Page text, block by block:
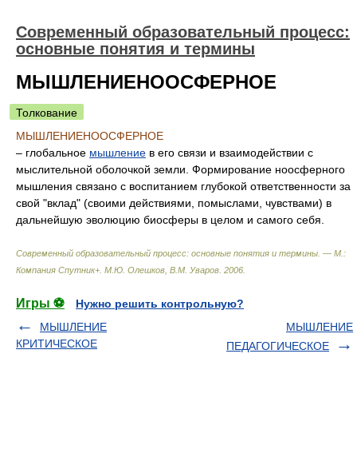
Современный образовательный процесс:
основные понятия и термины
МЫШЛЕНИЕНООСФЕРНОЕ
Толкование
МЫШЛЕНИЕНООСФЕРНОЕ
– глобальное мышление в его связи и взаимодействии с
мыслительной оболочкой земли. Формирование ноосферного
мышления связано с воспитанием глубокой ответственности за
свой "вклад" (своими действиями, помыслами, чувствами) в
дальнейшую эволюцию биосферы в целом и самого себя.
Современный образовательный процесс: основные понятия и термины. — М.:
Компания Спутник+ М.Ю. Олешков, В.М. Уваров 2006
Игры ⚽
Нужно решить контрольную?
МЫШЛЕНИЕ
КРИТИЧЕСКОЕ
МЫШЛЕНИЕ
ПЕДАГОГИЧЕСКОЕ